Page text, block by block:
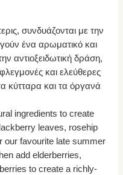
συνδυάζονται με την
ένα αρωματικό και
αντιοξειδωτική δράση,
και ελεύθερες
κύτταρα και τα όργανά
ingredients to create
leaves, rosehip
our favourite late summer
add elderberries,
to create a richly-